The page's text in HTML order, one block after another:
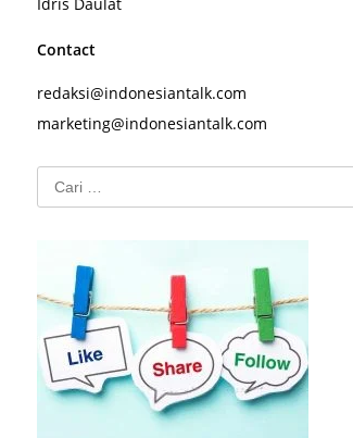
Contact
redaksi@indonesiantalk.com
marketing@indonesiantalk.com
Cari
untuk: